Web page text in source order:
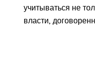
учитываться не
власти,